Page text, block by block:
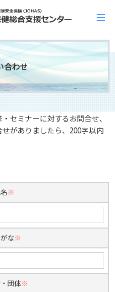
合わせ
セミナーに対するお問合せ、
がありましたら、200字以内
※
な※
団体※